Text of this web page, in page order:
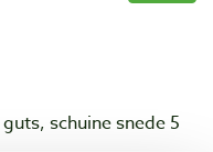
schuine snede 5